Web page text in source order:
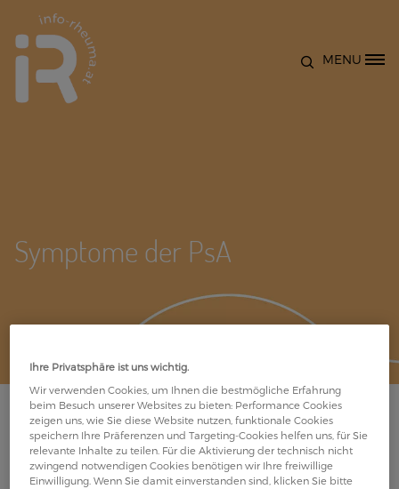
Site Logo MENU
Symptome der PsA
Als typische Symptome einer PsA
gelten:
Ihre Privatsphäre ist uns wichtig.
Wir verwenden Cookies, um Ihnen die bestmögliche Erfahrung
beim Besuch unserer Websites zu bieten: Performance Cookies
zeigen uns, wie Sie diese Website nutzen, funktionale Cookies
speichern Ihre Präferenzen und Targeting-Cookies helfen uns, für Sie
relevante Inhalte zu teilen. Für die Aktivierung der technisch nicht
zwingend notwendigen Cookies benötigen wir Ihre freiwillige
Einwilligung. Wenn Sie damit einverstanden sind, klicken Sie bitte